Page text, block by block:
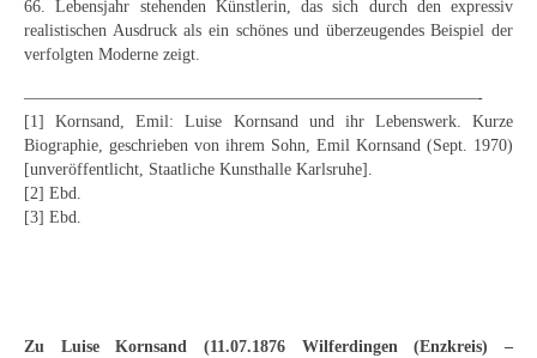
66. Lebensjahr stehenden Künstlerin, das sich durch den expressiv
realistischen Ausdruck als ein schönes und überzeugendes Beispiel der
verfolgten Moderne zeigt.
———————————————————————————-
[1] Kornsand, Emil: Luise Kornsand und ihr Lebenswerk. Kurze
Biographie, geschrieben von ihrem Sohn, Emil Kornsand (Sept. 1970)
[unveröffentlicht, Staatliche Kunsthalle Karlsruhe].
[2] Ebd.
[3] Ebd.
Zu Luise Kornsand (11.07.1876 Wilferdingen (Enzkreis) –